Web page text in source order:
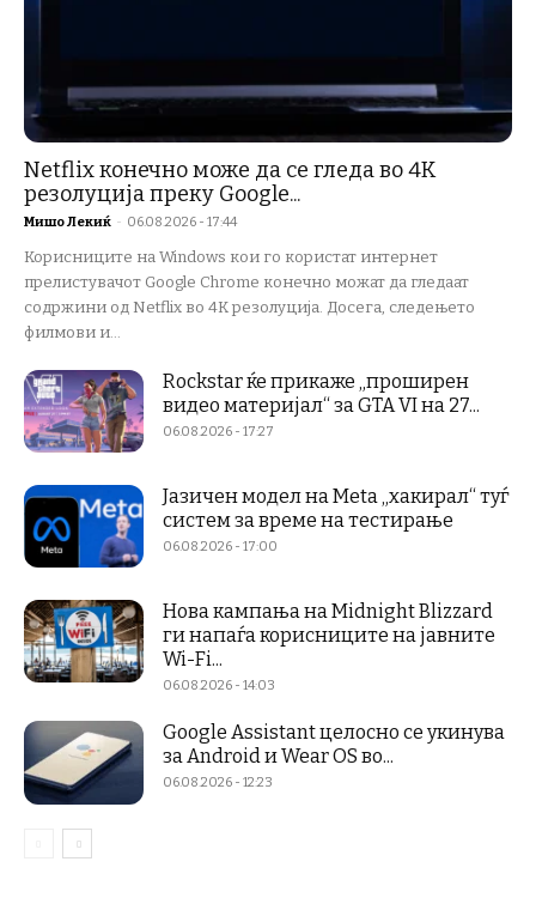
Netflix конечно може да се гледа во 4K
резолуција преку Google...
Мишо Лекиќ - 06.08.2026 - 17:44
Корисниците на Windows кои го користат интернет
прелистувачот Google Chrome конечно можат да гледаат
содржини од Netflix во 4K резолуција. Досега, следењето
филмови и...
Rockstar ќе прикаже „проширен
видео материјал“ за GTA VI на 27...
06.08.2026 - 17:27
Јазичен модел на Meta „хакирал“ туѓ
систем за време на тестирање
06.08.2026 - 17:00
Нова кампања на Midnight Blizzard
ги напаѓа корисниците на јавните
Wi-Fi...
06.08.2026 - 14:03
Google Assistant целосно се укинува
за Android и Wear OS во...
06.08.2026 - 12:23